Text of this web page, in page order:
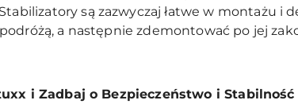
są zazwyczaj łatwe w montażu i
a następnie zdemontować po jej
i Zadbaj o Bezpieczeństwo i Stabilność